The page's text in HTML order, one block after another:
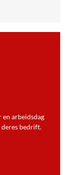
en arbeidsdag
deres bedrift.